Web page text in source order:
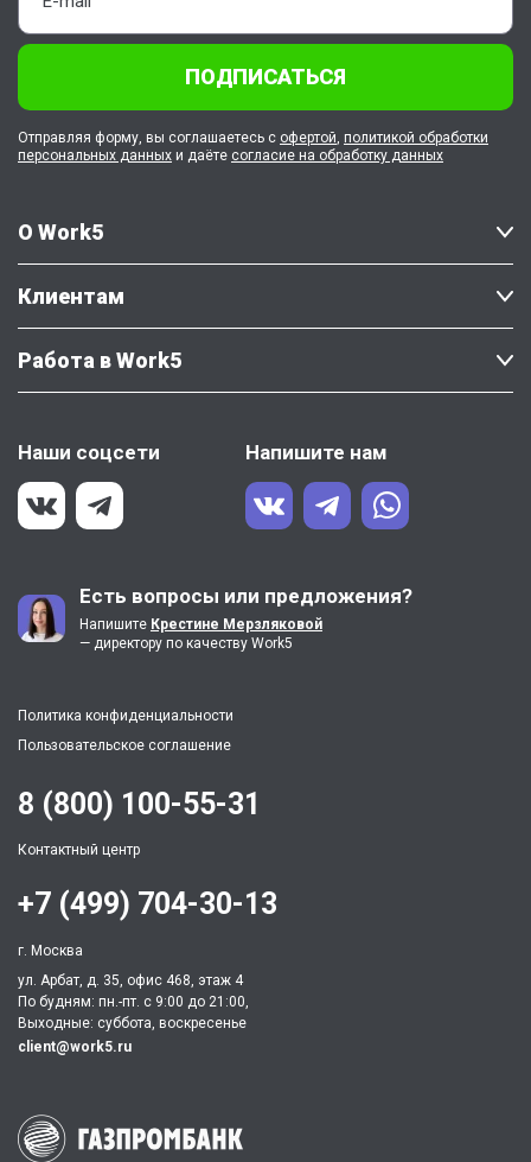
О Work5
Клиентам
Работа в Work5
Наши соцсети Напишите нам
Есть вопросы или предложения?
Напишите Крестине Мерзляковой
— директору по качеству Work5
Политика конфиденциальности
Пользовательское соглашение
ПОДПИСАТЬСЯ
Отправляя форму, вы соглашаетесь с офертой, политикой обработки
персональных данных и даёте согласие на обработку данных
8 (800) 100-55-31
Контактный центр
+7 (499) 704-30-13
г. Москва
ул. Арбат, д. 35, офис 468, этаж 4
По будням: пн.-пт. c 9:00 до 21:00,
Выходные: суббота, воскресенье
client@work5.ru